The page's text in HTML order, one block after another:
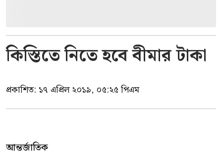
কিস্তিতে নিতে হবে বীমার টাকা
প্রকাশিত: ১৭ এপ্রিল ২০১৯, ০৫:২৫ পিএম
আন্তর্জাতিক